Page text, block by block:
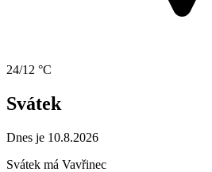
24/12 °C
Svátek
Dnes je 10.8.2026
Svátek má Vavřinec